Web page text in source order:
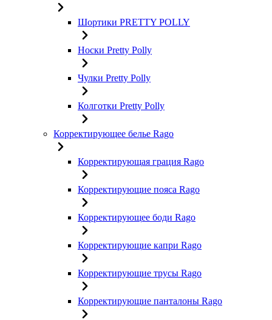
Шортики PRETTY POLLY
Носки Pretty Polly
Чулки Pretty Polly
Колготки Pretty Polly
Корректирующее белье Rago
Корректирующая грация Rago
Корректирующие пояса Rago
Корректирующее боди Rago
Корректирующие капри Rago
Корректирующие трусы Rago
Корректирующие панталоны Rago